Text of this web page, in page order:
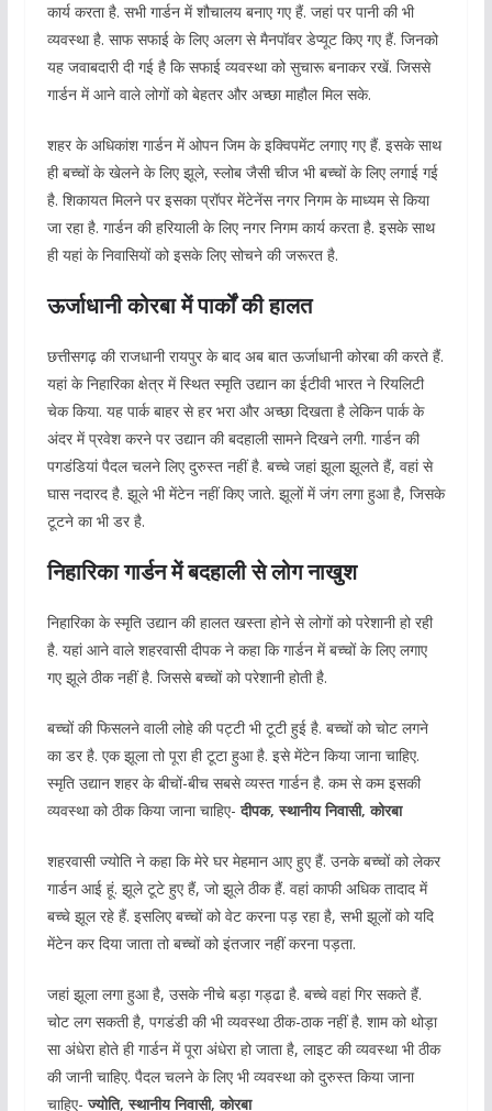
कार्य करता है. सभी गार्डन में शौचालय बनाए गए हैं. जहां पर पानी की भी
व्यवस्था है. साफ सफाई के लिए अलग से मैनपॉवर डेप्यूट किए गए हैं. जिनको
यह जवाबदारी दी गई है कि सफाई व्यवस्था को सुचारू बनाकर रखें. जिससे
गार्डन में आने वाले लोगों को बेहतर और अच्छा माहौल मिल सके.
शहर के अधिकांश गार्डन में ओपन जिम के इक्विपमेंट लगाए गए हैं. इसके साथ
ही बच्चों के खेलने के लिए झूले, स्लोब जैसी चीज भी बच्चों के लिए लगाई गई
है. शिकायत मिलने पर इसका प्रॉपर मेंटेनेंस नगर निगम के माध्यम से किया
जा रहा है. गार्डन की हरियाली के लिए नगर निगम कार्य करता है. इसके साथ
ही यहां के निवासियों को इसके लिए सोचने की जरूरत है.
ऊर्जाधानी कोरबा में पार्कों की हालत
छत्तीसगढ़ की राजधानी रायपुर के बाद अब बात ऊर्जाधानी कोरबा की करते हैं.
यहां के निहारिका क्षेत्र में स्थित स्मृति उद्यान का ईटीवी भारत ने रियलिटी
चेक किया. यह पार्क बाहर से हर भरा और अच्छा दिखता है लेकिन पार्क के
अंदर में प्रवेश करने पर उद्यान की बदहाली सामने दिखने लगी. गार्डन की
पगडंडियां पैदल चलने लिए दुरुस्त नहीं है. बच्चे जहां झूला झूलते हैं, वहां से
घास नदारद है. झूले भी मेंटेन नहीं किए जाते. झूलों में जंग लगा हुआ है, जिसके
टूटने का भी डर है.
निहारिका गार्डन में बदहाली से लोग नाखुश
निहारिका के स्मृति उद्यान की हालत खस्ता होने से लोगों को परेशानी हो रही
है. यहां आने वाले शहरवासी दीपक ने कहा कि गार्डन में बच्चों के लिए लगाए
गए झूले ठीक नहीं है. जिससे बच्चों को परेशानी होती है.
बच्चों की फिसलने वाली लोहे की पट्टी भी टूटी हुई है. बच्चों को चोट लगने
का डर है. एक झूला तो पूरा ही टूटा हुआ है. इसे मेंटेन किया जाना चाहिए.
स्मृति उद्यान शहर के बीचों-बीच सबसे व्यस्त गार्डन है. कम से कम इसकी
व्यवस्था को ठीक किया जाना चाहिए-दीपक, स्थानीय निवासी, कोरबा
शहरवासी ज्योति ने कहा कि मेरे घर मेहमान आए हुए हैं. उनके बच्चों को लेकर
गार्डन आई हूं. झूले टूटे हुए हैं, जो झूले ठीक हैं. वहां काफी अधिक तादाद में
बच्चे झूल रहे हैं. इसलिए बच्चों को वेट करना पड़ रहा है, सभी झूलों को यदि
मेंटेन कर दिया जाता तो बच्चों को इंतजार नहीं करना पड़ता.
जहां झूला लगा हुआ है, उसके नीचे बड़ा गड्ढा है. बच्चे वहां गिर सकते हैं.
चोट लग सकती है, पगडंडी की भी व्यवस्था ठीक-ठाक नहीं है. शाम को थोड़ा
सा अंधेरा होते ही गार्डन में पूरा अंधेरा हो जाता है, लाइट की व्यवस्था भी ठीक
की जानी चाहिए. पैदल चलने के लिए भी व्यवस्था को दुरुस्त किया जाना
चाहिए-ज्योति, स्थानीय निवासी, कोरबा